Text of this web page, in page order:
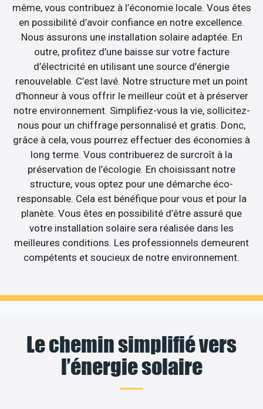
même, vous contribuez à l’économie locale. Vous êtes
en possibilité d’avoir confiance en notre excellence.
Nous assurons une installation solaire adaptée. En
outre, profitez d’une baisse sur votre facture
d’électricité en utilisant une source d’énergie
renouvelable. C’est lavé. Notre structure met un point
d’honneur à vous offrir le meilleur coût et à préserver
notre environnement. Simplifiez-vous la vie, sollicitez-
nous pour un chiffrage personnalisé et gratis. Donc,
grâce à cela, vous pourrez effectuer des économies à
long terme. Vous contribuerez de surcroît à la
préservation de l’écologie. En choisissant notre
structure, vous optez pour une démarche éco-
responsable. Cela est bénéfique pour vous et pour la
planète. Vous êtes en possibilité d’être assuré que
votre installation solaire sera réalisée dans les
meilleures conditions. Les professionnels demeurent
compétents et soucieux de notre environnement.
Le chemin simplifié vers
l’énergie solaire